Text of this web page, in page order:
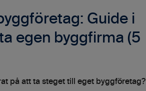
Guide i
egen byggfirma (5
på att ta steget till eget byggföretag?